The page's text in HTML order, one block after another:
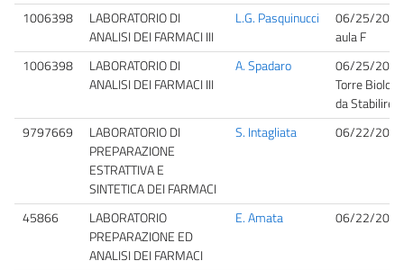
1006398
LABORATORIO DI
ANALISI DEI FARMACI III
L.G. Pasquinucci
06/25/
aula F
1006398
LABORATORIO DI
ANALISI DEI FARMACI III
A. Spadaro
06/25/
Torre
da Stabilire
9797669
LABORATORIO DI
PREPARAZIONE
ESTRATTIVA E
SINTETICA DEI FARMACI
S. Intagliata 06/22/
45866
LABORATORIO
PREPARAZIONE ED
ANALISI DEI FARMACI
E. Amata 06/22/